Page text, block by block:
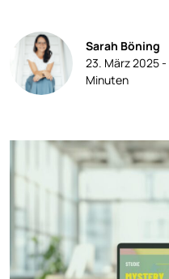
Sarah Böning
23. März 2025 -
Minuten